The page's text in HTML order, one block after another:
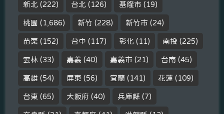
新北 (222) 台北 (126) 基隆市 (19)
桃園 (1,686) 新竹 (228) 新竹市 (24)
苗栗 (152) 台中 (117) 彰化 (11) 南投 (225)
雲林 (33) 嘉義 (40) 嘉義市 (21) 台南 (45)
高雄 (54) 屏東 (56) 宜蘭 (141) 花蓮 (109)
台東 (65) 大阪府 (40) 兵庫縣 (7)